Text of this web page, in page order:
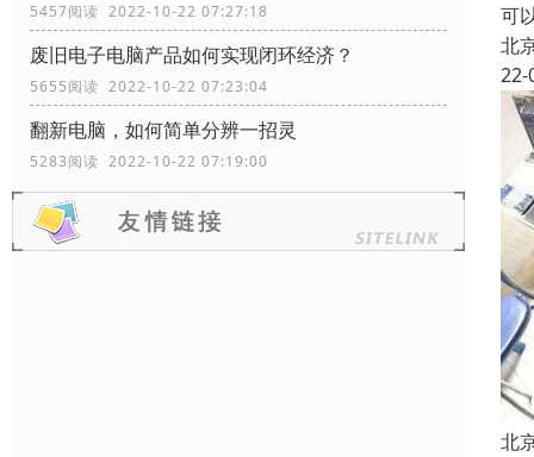
5457阅读 2022-10-22 07:27:18
废旧电子电脑产品如何实现闭环经济？
5655阅读 2022-10-22 07:23:04
翻新电脑，如何简单分辨一招灵
5283阅读 2022-10-22 07:19:00
可
北
22-
北